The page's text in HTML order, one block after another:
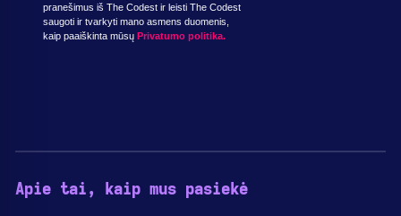
pranešimus iš The Codest ir leisti The Codest
saugoti ir tvarkyti mano asmens duomenis,
kaip paaiškinta mūsų Privatumo politika.
Apie tai, kaip mus pasiekė